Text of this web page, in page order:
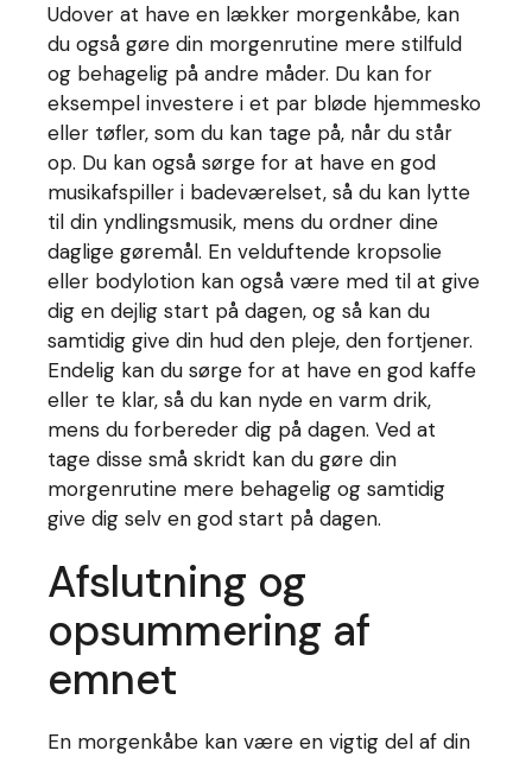
Udover at have en lækker morgenkåbe, kan
du også gøre din morgenrutine mere stilfuld
og behagelig på andre måder. Du kan for
eksempel investere i et par bløde hjemmesko
eller tøfler, som du kan tage på, når du står
op. Du kan også sørge for at have en god
musikafspiller i badeværelset, så du kan lytte
til din yndlingsmusik, mens du ordner dine
daglige gøremål. En velduftende kropsolie
eller bodylotion kan også være med til at give
dig en dejlig start på dagen, og så kan du
samtidig give din hud den pleje, den fortjener.
Endelig kan du sørge for at have en god kaffe
eller te klar, så du kan nyde en varm drik,
mens du forbereder dig på dagen. Ved at
tage disse små skridt kan du gøre din
morgenrutine mere behagelig og samtidig
give dig selv en god start på dagen.
Afslutning og
opsummering af
emnet
En morgenkåbe kan være en vigtig del af din